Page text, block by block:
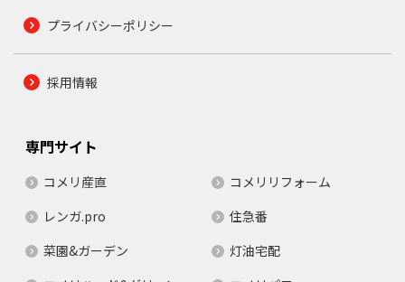
プライバシーポリシー
採用情報
専門サイト
コメリ産直
コメリリフォーム
レンガ.pro
住急番
菜園&ガーデン
灯油宅配